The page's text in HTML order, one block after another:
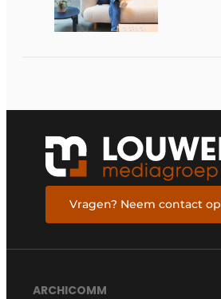
Vragen? Neem contact op
ARCHICOMM